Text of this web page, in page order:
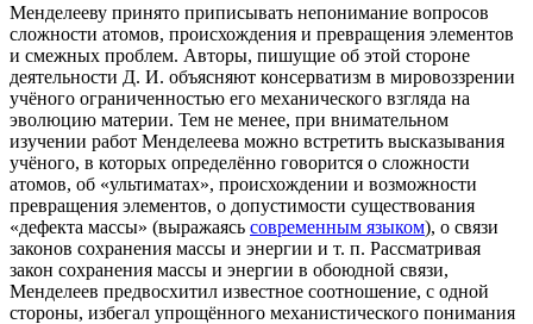
Менделееву принято приписывать непонимание вопросов
сложности атомов, происхождения и превращения элементов
и смежных проблем. Авторы, пишущие об этой стороне
деятельности Д. И. объясняют консерватизм в мировоззрении
учёного ограниченностью его механического взгляда на
эволюцию материи. Тем не менее, при внимательном
изучении работ Менделеева можно встретить высказывания
учёного, в которых определённо говорится о сложности
атомов, об «ультиматах», происхождении и возможности
превращения элементов, о допустимости существования
«дефекта массы» (выражаясь современным языком), о связи
законов сохранения массы и энергии и т. п. Рассматривая
закон сохранения массы и энергии в обоюдной связи,
Менделеев предвосхитил известное соотношение, с одной
стороны, избегал упрощённого механистического понимания